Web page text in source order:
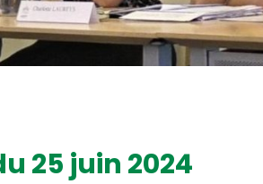
25 juin 2024